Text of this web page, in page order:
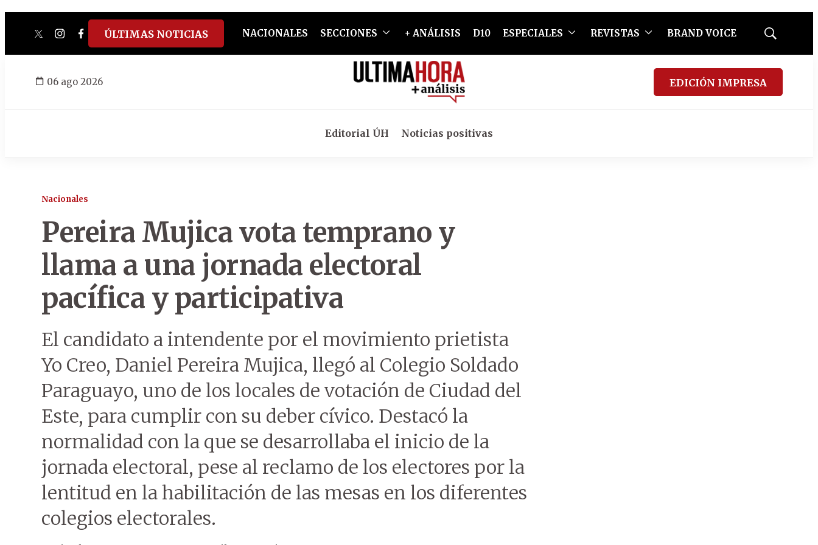
twitterinstagram
facebook
tiktokyoutube
spotify
ÚLTIMAS NOTICIAS NACIONALES SECCIONES + ANÁLISIS D10 ESPECIALES REVISTAS BRAND VOICE
Mostrar
06 ago 2026 EDICIÓN IMPRESA
Editorial ÚH Noticias positivas
Nacionales
Pereira Mujica vota temprano y
llama a una jornada electoral
pacífica y participativa
El candidato a intendente por el movimiento prietista
Yo Creo, Daniel Pereira Mujica, llegó al Colegio Soldado
Paraguayo, uno de los locales de votación de Ciudad del
Este, para cumplir con su deber cívico. Destacó la
normalidad con la que se desarrollaba el inicio de la
jornada electoral, pese al reclamo de los electores por la
lentitud en la habilitación de las mesas en los diferentes
colegios electorales.